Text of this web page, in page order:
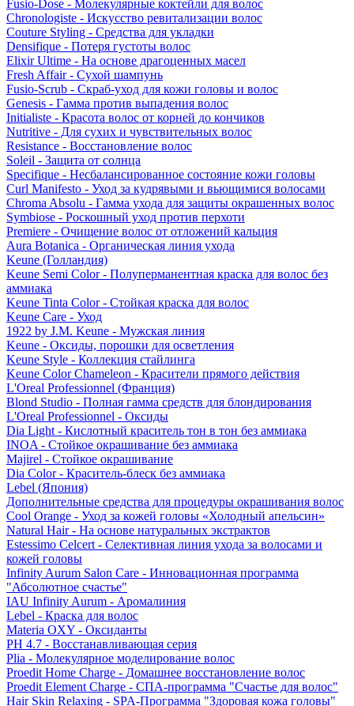
Fusio-Dose - Молекулярные коктейли для волос
Chronologiste - Искусство ревитализации волос
Couture Styling - Средства для укладки
Densifique - Потеря густоты волос
Elixir Ultime - На основе драгоценных масел
Fresh Affair - Сухой шампунь
Fusio-Scrub - Скраб-уход для кожи головы и волос
Genesis - Гамма против выпадения волос
Initialiste - Красота волос от корней до кончиков
Nutritive - Для сухих и чувствительных волос
Resistance - Восстановление волос
Soleil - Защита от солнца
Specifique - Несбалансированное состояние кожи головы
Curl Manifesto - Уход за кудрявыми и вьющимися волосами
Chroma Absolu - Гамма ухода для защиты окрашенных волос
Symbiose - Роскошный уход против перхоти
Premiere - Очищение волос от отложений кальция
Aura Botanica - Органическая линия ухода
Keune (Голландия)
Keune Semi Color - Полуперманентная краска для волос без
аммиака
Keune Tinta Color - Стойкая краска для волос
Keune Care - Уход
1922 by J.M. Keune - Мужская линия
Keune - Оксиды, порошки для осветления
Keune Style - Коллекция стайлинга
Keune Color Chameleon - Красители прямого действия
L'Oreal Professionnel (Франция)
Blond Studio - Полная гамма средств для блондирования
L'Oreal Professionnel - Оксиды
Dia Light - Кислотный краситель тон в тон без аммиака
INOA - Стойкое окрашивание без аммиака
Majirel - Стойкое окрашивание
Dia Color - Краситель-блеск без аммиака
Lebel (Япония)
Дополнительные средства для процедуры окрашивания волос
Cool Orange - Уход за кожей головы «Холодный апельсин»
Natural Hair - На основе натуральных экстрактов
Estessimo Celcert - Селективная линия ухода за волосами и
кожей головы
Infinity Aurum Salon Care - Инновационная программа
"Абсолютное счастье"
IAU Infinity Aurum - Аромалиния
Lebel - Краска для волос
Materia OXY - Оксиданты
PH 4.7 - Восстанавливающая серия
Plia - Молекулярное моделирование волос
Proedit Home Charge - Домашнее восстановление волос
Proedit Element Charge - СПА-программа "Счастье для волос"
Hair Skin Relaxing - SPA-Программа "Здоровая кожа головы"